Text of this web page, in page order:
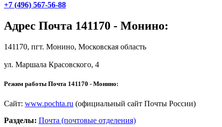
+7 (496) 567-56-88
Адрес Почта 141170 - Монино:
141170, пгт. Монино, Московская область
ул. Маршала Красовского, 4
Режим работы Почта 141170 - Монино:
Сайт: www.pochta.ru (официальный сайт Почты России)
Разделы: Почта (почтовые отделения)